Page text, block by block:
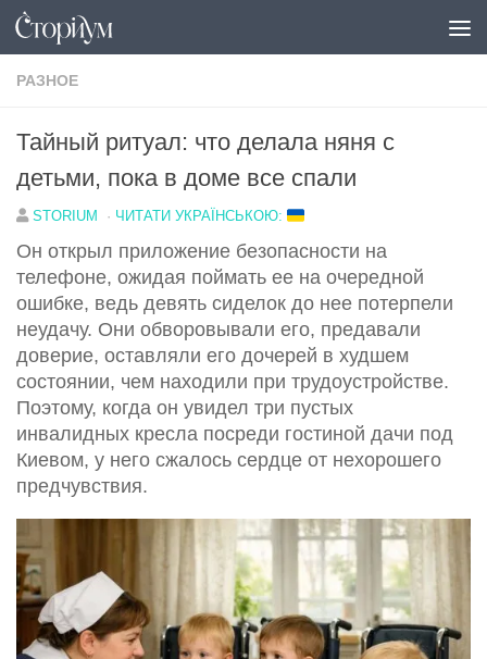
Под записью
РАЗНОЕ
Тайный ритуал: что делала няня с
детьми, пока в доме все спали
STORIUM · ЧИТАТИ УКРАЇНСЬКОЮ:
Он открыл приложение безопасности на
телефоне, ожидая поймать ее на очередной
ошибке, ведь девять сиделок до нее потерпели
неудачу. Они обворовывали его, предавали
доверие, оставляли его дочерей в худшем
состоянии, чем находили при трудоустройстве.
Поэтому, когда он увидел три пустых
инвалидных кресла посреди гостиной дачи под
Киевом, у него сжалось сердце от нехорошего
предчувствия.